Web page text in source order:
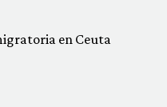
en Ceuta